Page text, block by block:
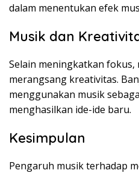
dalam menentukan efek
Musik dan
Selain meningkatkan fokus,
merangsang kreativitas.
menggunakan musik
menghasilkan ide-ide baru.
Kesimpulan
Pengaruh musik terhadap